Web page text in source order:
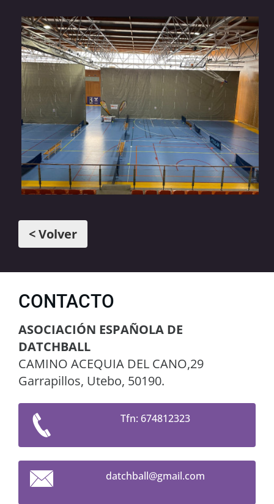
< Volver
CONTACTO
ASOCIACIÓN ESPAÑOLA DE
DATCHBALL
CAMINO ACEQUIA DEL CANO,29
Garrapillos, Utebo, 50190.
Tfn: 674812323
datchball@gmail.com